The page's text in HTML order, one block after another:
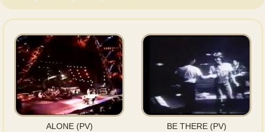
ALONE (PV) BE THERE (PV)